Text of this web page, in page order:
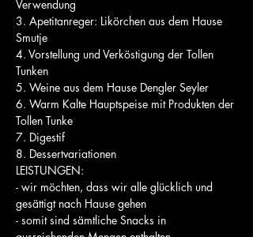
Verwendung
3. Apetitanreger: Likörchen aus dem Hause
Smutje
4. Vorstellung und Verköstigung der Tollen
Tunken
5. Weine aus dem Hause Dengler Seyler
6. Warm Kalte Hauptspeise mit Produkten der
Tollen Tunke
7. Digestif
8. Dessertvariationen
LEISTUNGEN:
- wir möchten, dass wir alle glücklich und
gesättigt nach Hause gehen
- somit sind sämtliche Snacks in